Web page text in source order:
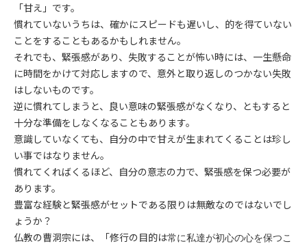
「甘え」です。
慣れていないうちは、確かにスピードも遅いし、的を得ていない
ことをすることもあるかもしれません。
それでも、緊張感があり、失敗することが怖い時には、一生懸命
に時間をかけて対応しますので、意外と取り返しのつかない失敗
はしないものです。
逆に慣れてしまうと、良い意味の緊張感がなくなり、ともすると
十分な準備をしなくなることもあります。
意識していなくても、自分の中で甘えが生まれてくることは珍し
い事ではなりません。
慣れてくればくるほど、自分の意志の力で、緊張感を保つ必要が
あります。
豊富な経験と緊張感がセットである限りは無敵なのではないでし
ょうか？
仏教の曹洞宗には、「修行の目的は常に私達が初心の心を保つこ